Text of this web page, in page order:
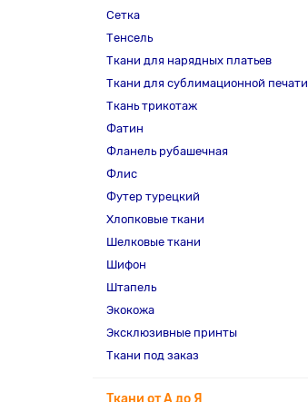
Сетка
Тенсель
Ткани для нарядных платьев
Ткани для сублимационной печати
Ткань трикотаж
Фатин
Фланель рубашечная
Флис
Футер турецкий
Хлопковые ткани
Шелковые ткани
Шифон
Штапель
Экокожа
Эксклюзивные принты
Ткани под заказ
Ткани от А до Я